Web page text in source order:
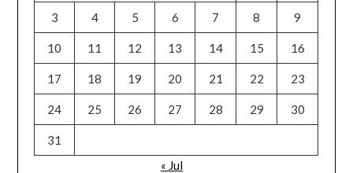
3 4 5 6 7 8 9
10 11 12 13 14 15 16
17 18 19 20 21 22 23
24 25 26 27 28 29 30
31
« Jul